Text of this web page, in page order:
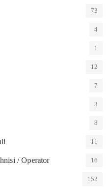
73
4
1
12
7
3
8
11
/ Operator 16
152